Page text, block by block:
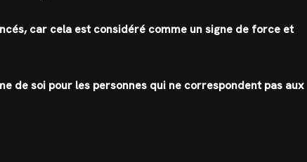
car cela est considéré comme un signe de force et
de soi pour les personnes qui ne correspondent pas aux